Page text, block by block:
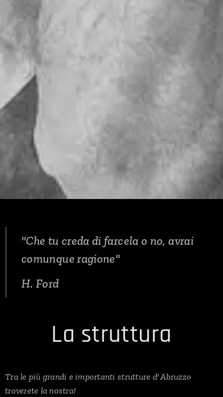
"Che tu creda di farcela o no, avrai
comunque ragione"
H. Ford
La struttura
Tra le più grandi e importanti strutture d' Abruzzo
troverete la nostra!